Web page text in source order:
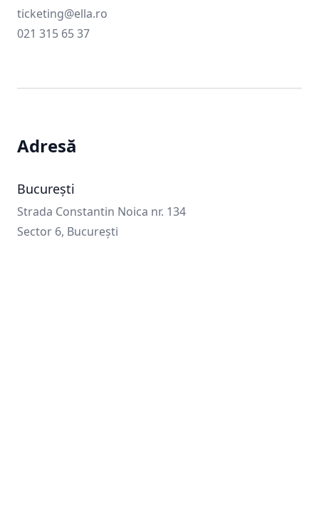
Email
ticketing@ella.ro
Phone number
021 315 65 37
Adresă
București
Strada Constantin Noica nr. 134
Sector 6, București